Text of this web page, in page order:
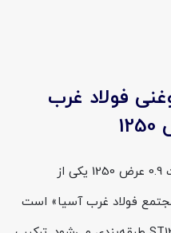
فولاد غرب
ورق روغنی فولاد غرب st12 ضخامت 0.9 عرض 1250 یکی از
فولاد غرب آسیا» است